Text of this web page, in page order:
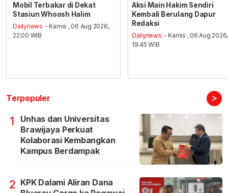
Mobil Terbakar di Dekat
Stasiun Whoosh Halim
Dailynews - Kamis , 06 Aug 2026,
22:00 WIB
Aksi Main Hakim Sendiri
Kembali Berulang Dapur
Redaksi
Dailynews - Kamis , 06 Aug 2026,
19:45 WIB
Terpopuler >
1
Unhas dan Universitas
Brawijaya Perkuat
Kolaborasi Kembangkan
Kampus Berdampak
2 KPK Dalami Aliran Dana